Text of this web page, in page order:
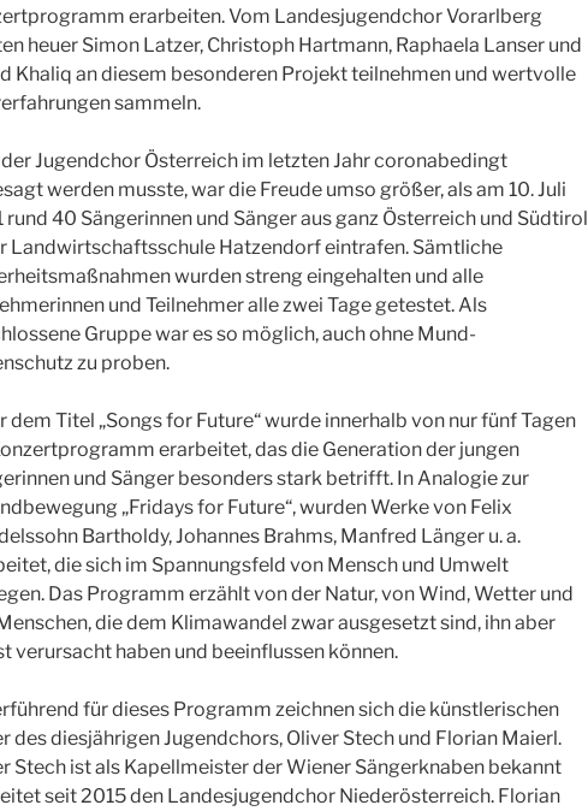
erarbeiten. Vom Landesjugendchor Vorarlberg
heuer Simon Latzer, Christoph Hartmann, Raphaela Lanser und
Khaliq an diesem besonderen Projekt teilnehmen und wertvolle
sammeln.
Jugendchor Österreich im letzten Jahr coronabedingt
werden musste, war die Freude umso größer, als am 10. Juli
rund 40 Sängerinnen und Sänger aus ganz Österreich und Südtirol
Landwirtschaftsschule Hatzendorf eintrafen. Sämtliche
wurden streng eingehalten und alle
und Teilnehmer alle zwei Tage getestet. Als
Gruppe war es so möglich, auch ohne Mund-
zu proben.
dem Titel „Songs for Future“ wurde innerhalb von nur fünf Tagen
erarbeitet, das die Generation der jungen
und Sänger besonders stark betrifft. In Analogie zur
„Fridays for Future“, wurden Werke von Felix
Bartholdy, Johannes Brahms, Manfred Länger u. a.
die sich im Spannungsfeld von Mensch und Umwelt
Das Programm erzählt von der Natur, von Wind, Wetter und
die dem Klimawandel zwar ausgesetzt sind, ihn aber
verursacht haben und beeinflussen können.
für dieses Programm zeichnen sich die künstlerischen
des diesjährigen Jugendchors, Oliver Stech und Florian Maierl.
Stech ist als Kapellmeister der Wiener Sängerknaben bekannt
seit 2015 den Landesjugendchor Niederösterreich. Florian